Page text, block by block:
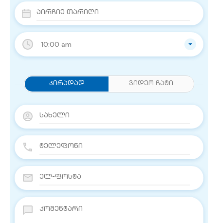
10:00 am
Პირადად ვიდეო ჩატი